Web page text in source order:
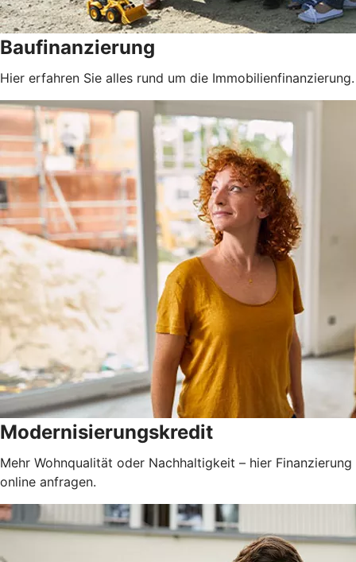
Baufinanzierung
Hier erfahren Sie alles rund um die Immobilienfinanzierung.
Modernisierungskredit
Mehr Wohnqualität oder Nachhaltigkeit – hier Finanzierung
online anfragen.